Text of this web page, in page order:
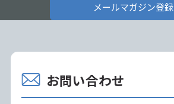
メールマガジン登録
お問い合わせ